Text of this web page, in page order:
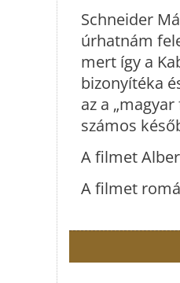
Schneider
úrhatnám
mert így a
bizonyítéka
az a
számos
A filmet
A filmet